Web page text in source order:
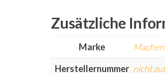
Zusätzliche
Marke
Herstellernummer nicht